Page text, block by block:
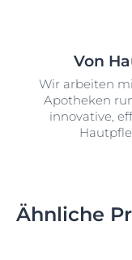
Von
Wir arbeiten
Apotheken
innovative,
Ähnliche